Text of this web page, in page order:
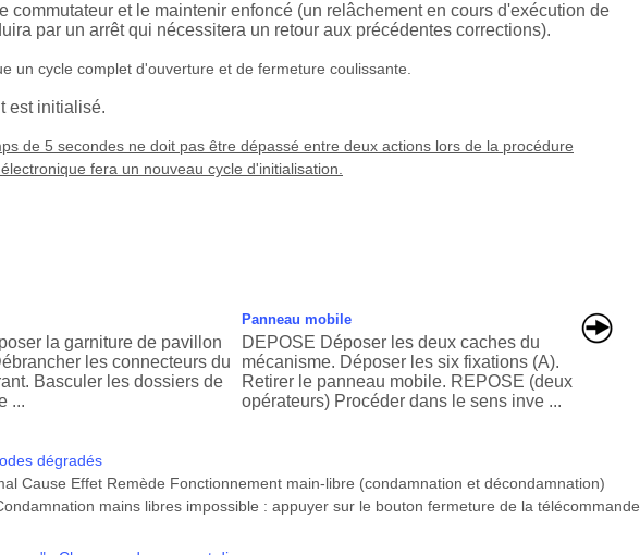
commutateur et le maintenir enfoncé (un relâchement en cours d'exécution de
par un arrêt qui nécessitera un retour aux précédentes corrections).
un cycle complet d'ouverture et de fermeture coulissante.
est initialisé.
de 5 secondes ne doit pas être dépassé entre deux actions lors de la procédure
fera un nouveau cycle d'initialisation.
la garniture de pavillon
les connecteurs du
Basculer les dossiers de
...
Panneau mobile
DEPOSE Déposer les deux caches du
mécanisme. Déposer les six fixations (A).
Retirer le panneau mobile. REPOSE (deux
opérateurs) Procéder dans le sens inve ...
dégradés
Cause Effet Remède Fonctionnement main-libre (condamnation et décondamnation)
mains libres impossible : appuyer sur le bouton fermeture de la télécommande